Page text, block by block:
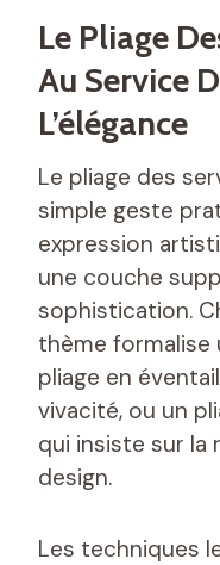
Le Pliage
Au Service
L’élégance
Le pliage des
simple geste
expression
une couche
sophistication.
thème formalise
pliage en
vivacité, ou un
qui insiste sur la
design.
Les techniques